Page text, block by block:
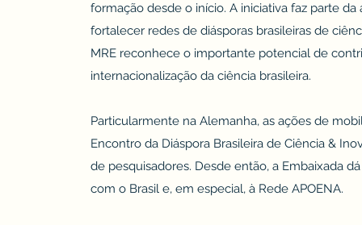
formação desde o início. A iniciativa faz parte
fortalecer redes de diásporas brasileiras de
MRE reconhece o importante potencial de
internacionalização da ciência brasileira.
Particularmente na Alemanha, as ações de
Encontro da Diáspora Brasileira de Ciência &
de pesquisadores. Desde então, a Embaixada
com o Brasil e, em especial, à Rede APOENA.